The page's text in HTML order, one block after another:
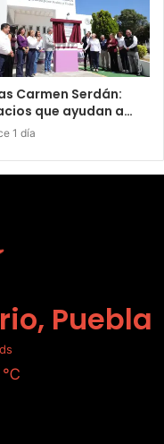
Carmen Serdán:
que ayudan a…
1 día
Puebla
℃